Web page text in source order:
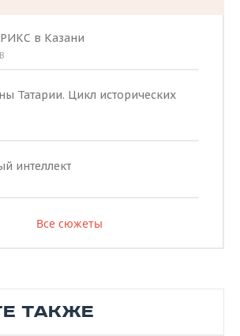
в Казани
Татарии. Цикл исторических
интеллект
Все сюжеты
ТАКЖЕ